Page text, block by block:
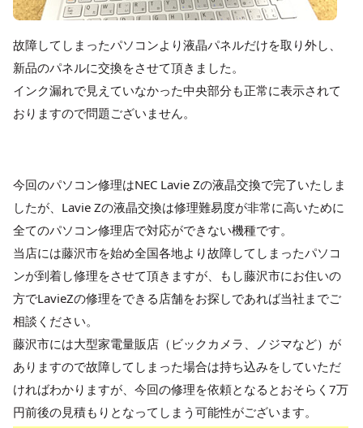
故障してしまったパソコンより液晶パネルだけを取り外し、
新品のパネルに交換をさせて頂きました。
インク漏れで見えていなかった中央部分も正常に表示されて
おりますので問題ございません。
今回のパソコン修理はNEC Lavie Zの液晶交換で完了いたしま
したが、Lavie Zの液晶交換は修理難易度が非常に高いために
全てのパソコン修理店で対応ができない機種です。
当店には藤沢市を始め全国各地より故障してしまったパソコ
ンが到着し修理をさせて頂きますが、もし藤沢市にお住いの
方でLavieZの修理をできる店舗をお探しであれば当社までご
相談ください。
藤沢市には大型家電量販店（ビックカメラ、ノジマなど）が
ありますので故障してしまった場合は持ち込みをしていただ
ければわかりますが、今回の修理を依頼となるとおそらく7万
円前後の見積もりとなってしまう可能性がございます。